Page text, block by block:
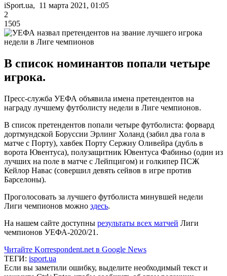
iSport.ua, 11 марта 2021, 01:05
2
1505
В список номинантов попали четыре
игрока.
Пресс-служба УЕФА объявила имена претендентов на
награду лучшему футболисту недели в Лиге чемпионов.
В список претендентов попали четыре футболиста: форвард
дортмундской Боруссии Эрлинг Холанд (забил два гола в
матче с Порту), хавбек Порту Сержиу Оливейра (дубль в
ворота Ювентуса), полузащитник Ювентуса Фабиньо (один из
лучших на поле в матче с Лейпцигом) и голкипер ПСЖ
Кейлор Навас (совершил девять сейвов в игре против
Барселоны).
Проголосовать за лучшего футболиста минувшей недели
Лиги чемпионов можно здесь.
На нашем сайте доступны результаты всех матчей Лиги
чемпионов УЕФА-2020/21.
Читайте Korrespondent.net в Google News
ТЕГИ: isport.ua
Если вы заметили ошибку, выделите необходимый текст и